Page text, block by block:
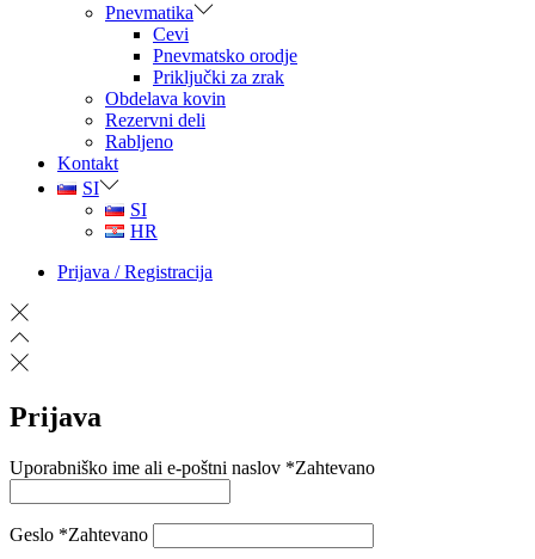
Pnevmatika
Cevi
Pnevmatsko orodje
Priključki za zrak
Obdelava kovin
Rezervni deli
Rabljeno
Kontakt
SI
SI
HR
Prijava / Registracija
Prijava
Uporabniško ime ali e-poštni naslov *Zahtevano
Geslo *Zahtevano